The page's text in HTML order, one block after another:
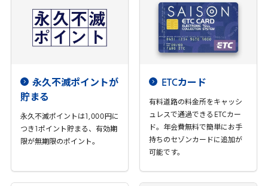
永久不滅ポイントが
貯まる
永久不滅ポイントは ,000 円に
つき
ポイント貯まる、有効期
限が無期限のポイント。
ETCカード
有料道路の料金所をキャッシ
ュレスで通過できる ETCカー
ド。年会費無料で簡単にお手
持ちのセゾンカードに追加が
可能です。